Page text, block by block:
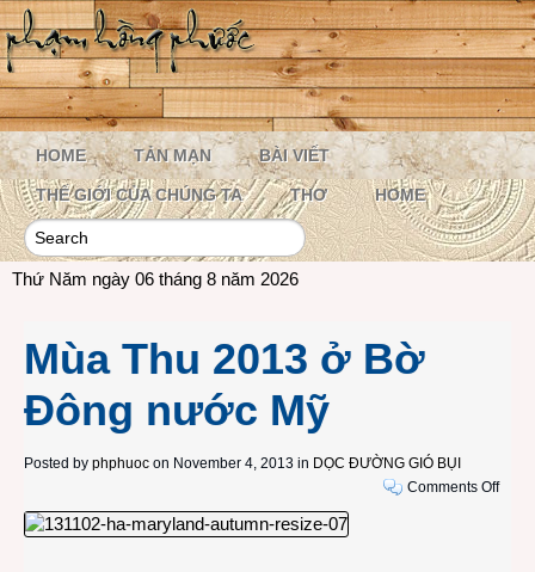
HOME TẢN MẠN BÀI VIẾT
THẾ GIỚI CỦA CHÚNG TA THƠ HOME
Thứ Năm ngày 06 tháng 8 năm 2026
Mùa Thu 2013 ở Bờ
Đông nước Mỹ
Posted by phphuoc on November 4, 2013 in DỌC ĐƯỜNG GIÓ BỤI
Comments Offon